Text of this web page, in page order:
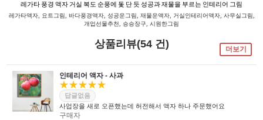
레가타 풍경 액자 거실 복도 순풍에 돛 단 듯 성공과 재물을 부르는 인테리어 그림
레가타액자, 요트그림, 바다풍경액자, 성공운그림, 재물운액자, 거실인테리어액자, 사무실그림,
개업선물추천, 승승장구, 시원한그림
상품리뷰(54 건) 더보기
인테리어 액자 - 사과
★★★★★
답글없음
사업장을 새로 오픈했는데 허전해서 액자 하나 주문했어요
구매자